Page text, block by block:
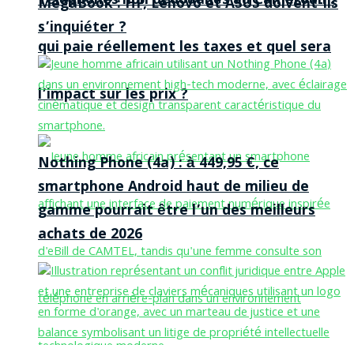
qui paie réellement les taxes et quel sera
l’impact sur les prix ?
MegaBook : HP, Lenovo et ASUS doivent-ils
s’inquiéter ?
Nothing Phone (4a) : à 449,95 €, ce
smartphone Android haut de milieu de
gamme pourrait être l’un des meilleurs
achats de 2026